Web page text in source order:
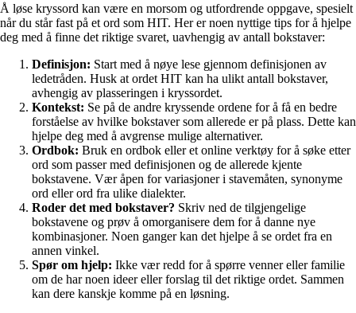
Å løse kryssord kan være en morsom og utfordrende oppgave, spesielt
når du står fast på et ord som HIT. Her er noen nyttige tips for å hjelpe
deg med å finne det riktige svaret, uavhengig av antall bokstaver:
Definisjon: Start med å nøye lese gjennom definisjonen av
ledetråden. Husk at ordet HIT kan ha ulikt antall bokstaver,
avhengig av plasseringen i kryssordet.
Kontekst: Se på de andre kryssende ordene for å få en bedre
forståelse av hvilke bokstaver som allerede er på plass. Dette kan
hjelpe deg med å avgrense mulige alternativer.
Ordbok: Bruk en ordbok eller et online verktøy for å søke etter
ord som passer med definisjonen og de allerede kjente
bokstavene. Vær åpen for variasjoner i stavemåten, synonyme
ord eller ord fra ulike dialekter.
Roder det med bokstaver? Skriv ned de tilgjengelige
bokstavene og prøv å omorganisere dem for å danne nye
kombinasjoner. Noen ganger kan det hjelpe å se ordet fra en
annen vinkel.
Spør om hjelp: Ikke vær redd for å spørre venner eller familie
om de har noen ideer eller forslag til det riktige ordet. Sammen
kan dere kanskje komme på en løsning.